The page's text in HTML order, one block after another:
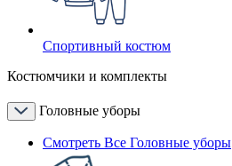
Спортивный костюм
Костюмчики и комплекты
Головные уборы
Смотреть Все Головные уборы